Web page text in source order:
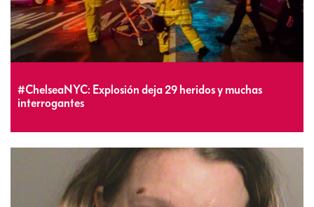
#ChelseaNYC: Explosión deja 29 heridos y muchas
interrogantes